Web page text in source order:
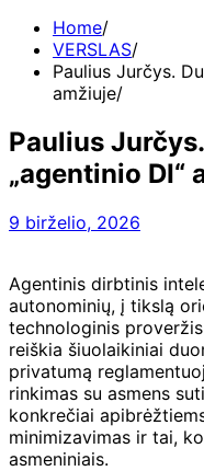
Home
VERSLAS
Paulius Jurčys.
amžiuje
Paulius
„agentinio DI“
9 birželio, 2026
Agentinis dirbtinis
autonominių, į tikslą
technologinis
reiškia šiuolaikiniai
privatumą
rinkimas su asmens
konkrečiai
minimizavimas ir tai,
asmeniniais.